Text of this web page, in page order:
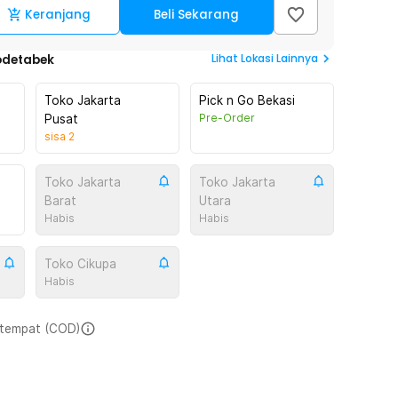
Keranjang Beli Sekarang
Lihat Lokasi Lainnya
Toko Jakarta
Pusat
sisa 2
Pick n Go Bekasi
Pre-Order
Toko Jakarta
Barat
Habis
Toko Jakarta
Utara
Habis
Toko Cikupa
Habis
(COD)